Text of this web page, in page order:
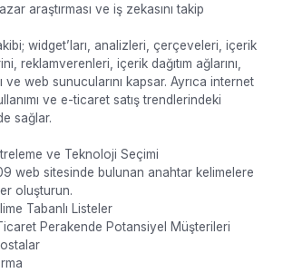
araştırması ve iş zekasını takip
widget’ları, analizleri, çerçeveleri, içerik
reklamverenleri, içerik dağıtım ağlarını,
ve web sunucularını kapsar. Ayrıca internet
ve e-ticaret satış trendlerindeki
sağlar.
ve Teknoloji Seçimi
web sitesinde bulunan anahtar kelimelere
oluşturun.
Tabanlı Listeler
Perakende Potansiyel Müşterileri